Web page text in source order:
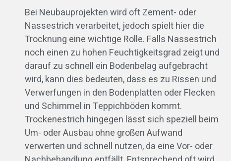
Bei Neubauprojekten wird oft Zement- oder
Nassestrich verarbeitet, jedoch spielt hier die
Trocknung eine wichtige Rolle. Falls Nassestrich
noch einen zu hohen Feuchtigkeitsgrad zeigt und
darauf zu schnell ein Bodenbelag aufgebracht
wird, kann dies bedeuten, dass es zu Rissen und
Verwerfungen in den Bodenplatten oder Flecken
und Schimmel in Teppichböden kommt.
Trockenestrich hingegen lässt sich speziell beim
Um- oder Ausbau ohne großen Aufwand
verwerten und schnell nutzen, da eine Vor- oder